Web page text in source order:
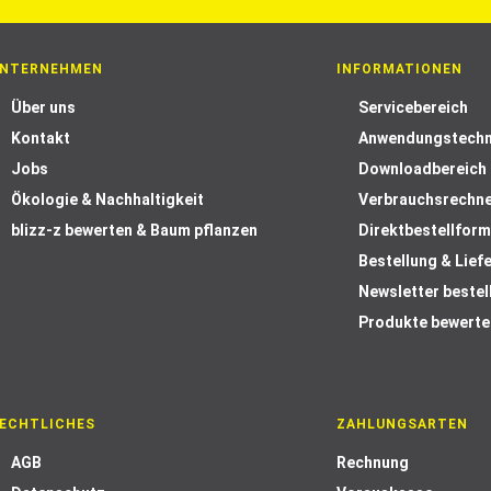
Über uns
Kontakt
Jobs
Ökologie & Nachhaltigkeit
blizz-z bewerten & Baum pflanzen
INFORMATIONEN
Servicebereich
Downloadbereich
Bestellung &
Newsletter
Produkte
AGB
ZAHLUNGSARTEN
Rechnung